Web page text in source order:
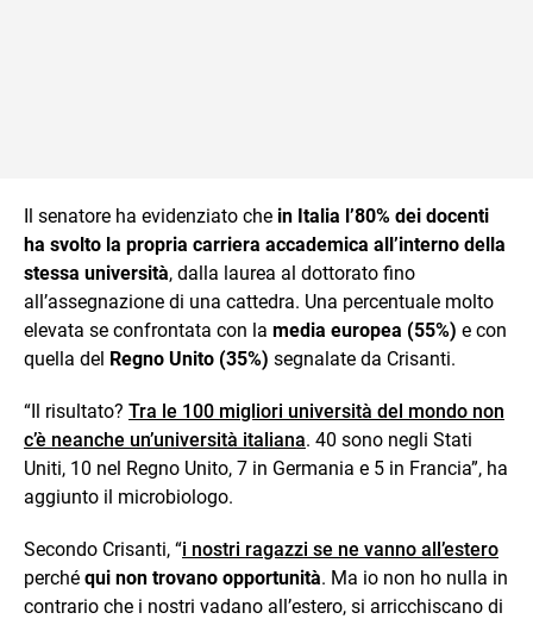
Il senatore ha evidenziato che in Italia l’80% dei docenti
ha svolto la propria carriera accademica all’interno della
stessa università, dalla laurea al dottorato fino
all’assegnazione di una cattedra. Una percentuale molto
elevata se confrontata con la media europea (55%) e con
quella del Regno Unito (35%) segnalate da Crisanti.
“Il risultato? Tra le 100 migliori università del mondo non
c’è neanche un’università italiana. 40 sono negli Stati
Uniti, 10 nel Regno Unito, 7 in Germania e 5 in Francia”, ha
aggiunto il microbiologo.
Secondo Crisanti, “i nostri ragazzi se ne vanno all’estero
perché qui non trovano opportunità. Ma io non ho nulla in
contrario che i nostri vadano all’estero, si arricchiscano di